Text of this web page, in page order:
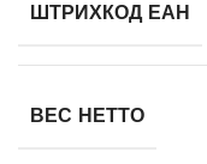
ШТРИХКОД ЕАН
ВЕС НЕТТО